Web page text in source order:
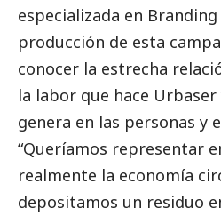
especializada en
producción de esta
conocer la estrecha
la labor que hace Urbaser
genera en las personas y
“Queríamos representar
realmente la economía
depositamos un residuo